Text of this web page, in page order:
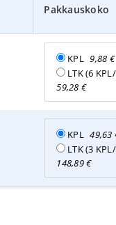
Pakkauskoko
KPL 9,88 €
LTK (6
59,28 €
KPL 49,63
LTK (3
148,89€